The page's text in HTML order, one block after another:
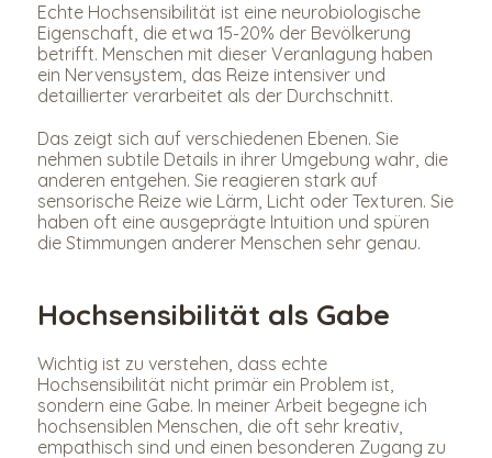
Echte Hochsensibilität ist eine neurobiologische
Eigenschaft, die etwa 15-20% der Bevölkerung
betrifft. Menschen mit dieser Veranlagung haben
ein Nervensystem, das Reize intensiver und
detaillierter verarbeitet als der Durchschnitt.
Das zeigt sich auf verschiedenen Ebenen. Sie
nehmen subtile Details in ihrer Umgebung wahr, die
anderen entgehen. Sie reagieren stark auf
sensorische Reize wie Lärm, Licht oder Texturen. Sie
haben oft eine ausgeprägte Intuition und spüren
die Stimmungen anderer Menschen sehr genau.
Hochsensibilität als Gabe
Wichtig ist zu verstehen, dass echte
Hochsensibilität nicht primär ein Problem ist,
sondern eine Gabe. In meiner Arbeit begegne ich
hochsensiblen Menschen, die oft sehr kreativ,
empathisch sind und einen besonderen Zugang zu